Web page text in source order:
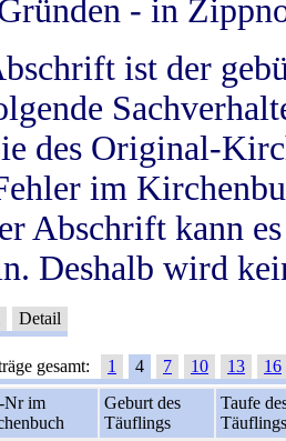
- in
ist der
des Original-
im
Abschrift kann
Deshalb wird
Detail
gesamt: 1 4 7 10 13
16
Nr im
Geburt des
Täuflings
Taufe
Täuflings